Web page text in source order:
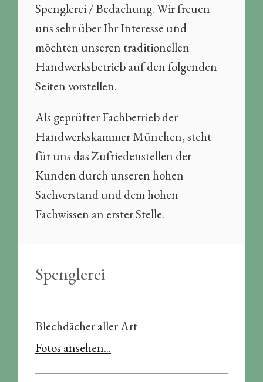
Spenglerei / Bedachung. Wir freuen
uns sehr über Ihr Interesse und
möchten unseren traditionellen
Handwerksbetrieb auf den folgenden
Seiten vorstellen.
Als geprüfter Fachbetrieb der
Handwerkskammer München, steht
für uns das Zufriedenstellen der
Kunden durch unseren hohen
Sachverstand und dem hohen
Fachwissen an erster Stelle.
Spenglerei
Blechdächer aller Art
Fotos ansehen...